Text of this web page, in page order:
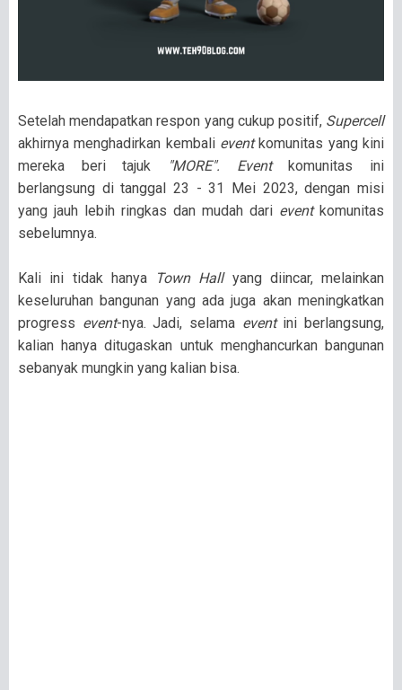
Setelah mendapatkan respon yang cukup positif, Supercell
akhirnya menghadirkan kembali eventkomunitas yang kini
mereka beri tajuk
"MORE". Eventkomunitas ini
berlangsung di tanggal 23 - 31 Mei 2023, dengan misi
yang jauh lebih ringkas dan mudah dari event komunitas
sebelumnya.
Kali ini tidak hanya Town Hallyang diincar, melainkan
keseluruhan bangunan yang ada juga akan meningkatkan
progress event-nya. Jadi, selama event ini berlangsung,
kalian hanya ditugaskan untuk menghancurkan bangunan
sebanyak mungkin yang kalian bisa.